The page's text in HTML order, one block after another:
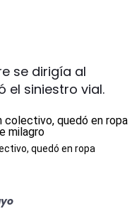
se dirigía al
el siniestro vial.
quedó en ropa